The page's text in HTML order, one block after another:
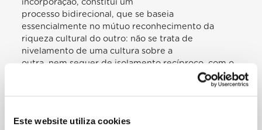
Este website utiliza cookies
incorporação, constitui um
processo bidirecional, que se baseia
essencialmente no mútuo reconhecimento da
riqueza cultural do outro: não se trata de
nivelamento de uma cultura sobre a
outra, nem sequer de isolamento recíproco, com o
e perigosas. No que se refere a quantos chegam e
antes de tudo as suas leis, não